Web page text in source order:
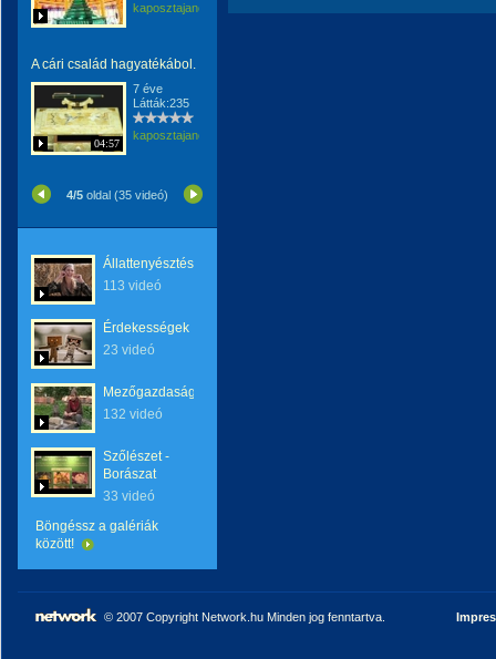
kaposztajanos
A cári család hagyatékábol.
04:57
7 éve
Látták:235
kaposztajanos
4/5 oldal (35 videó)
Állattenyésztés
113 videó
Érdekességek
23 videó
Mezőgazdaság
132 videó
Szőlészet -
Borászat
33 videó
Böngéssz a galériák
között!
© 2007 Copyright Network.hu Minden jog fenntartva.